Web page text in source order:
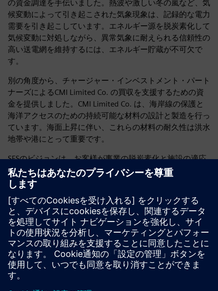
の資金調達を手伝いました。熱波や激しい冬の嵐など、気
候変動によって引き起こされた気象現象は、記録的な電力
需要を引き起こしています。エネルギー源を脱炭素化して
気候変動に対処しながら、異常気象に耐えられる信頼性の
高い送電網を維持するには、エネルギー貯蔵が不可欠で
す。
別の角度から、チャージャー・インベストメント・パート
ナーズによるCMI Limited Co. の買収を支援するための資
金を提供しました。CMI Limited Co. は、海岸線の保護と
海洋アクセスのための持続可能な材料の設計と製造を行っ
ています。海面上昇に伴い、これらの材料の耐久性は洪水
地帯や港にとって重要です。
SFSのビジョンは、お客様が事業の脱炭素化と施設の適応
の両方を支援し、成長の機会を見出すことで、気候レジリ
エンスを高めることです。
結論
気候変動の影響は壊滅的であり、公共部門と民間部門の両
方が緩和と適応のための行動を取ることが重要です。スマ
ートテクノロジーと資金調達の増加により、私たちはより
回復力のある未来を築くことができます。